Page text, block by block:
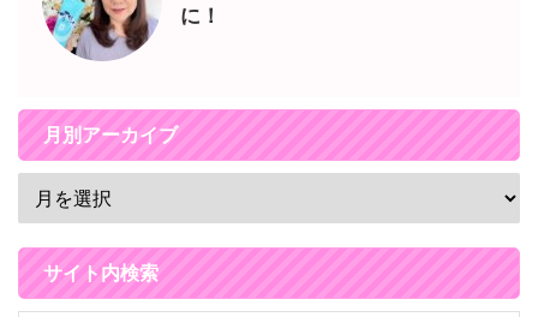
に！
月別アーカイブ
サイト内検索